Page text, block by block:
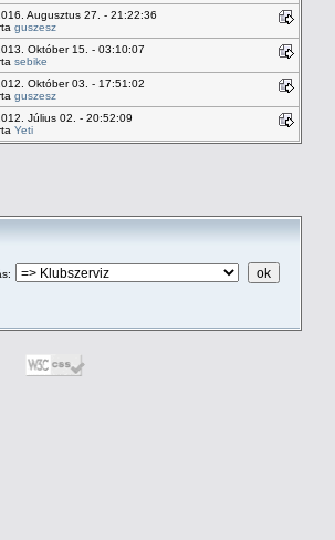
Augusztus 27. - 21:22:36
guszesz
Október 15. - 03:10:07
sebike
Október 03. - 17:51:02
guszesz
Július 02. - 20:52:09
Yeti
: